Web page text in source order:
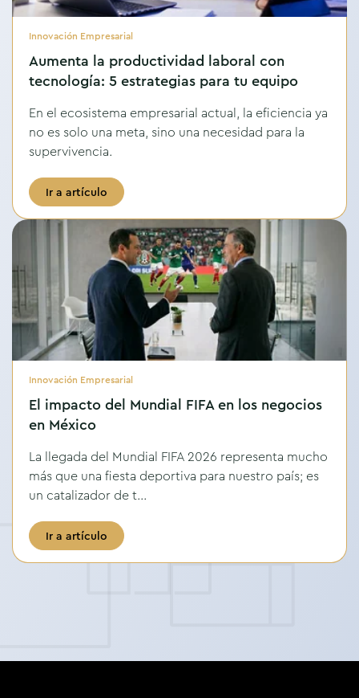
Innovación Empresarial
Aumenta la productividad laboral con
tecnología: 5 estrategias para tu equipo
En el ecosistema empresarial actual, la eficiencia ya
no es solo una meta, sino una necesidad para la
supervivencia.
Ir a artículo
Innovación Empresarial
El impacto del Mundial FIFA en los negocios
en México
La llegada del Mundial FIFA 2026 representa mucho
más que una fiesta deportiva para nuestro país; es
un catalizador de t...
Ir a artículo